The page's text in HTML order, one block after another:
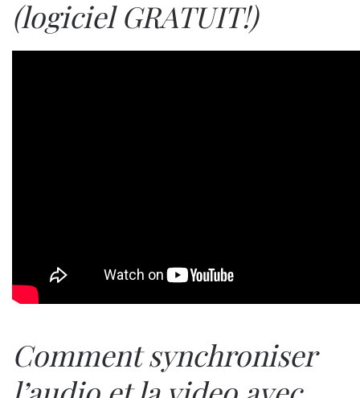
(logiciel GRATUIT!)
Comment synchroniser